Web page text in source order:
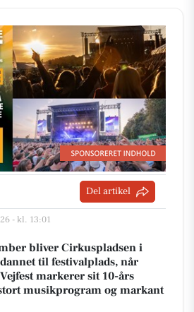
Del artikel
- kl. 13:01
bliver Cirkuspladsen i
til festivalplads, når
markerer sit 10-års
musikprogram og markant